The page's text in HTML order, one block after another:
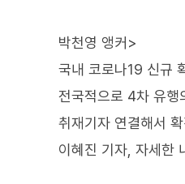
박천영 앵커>
국내 코로나19 신규
전국적으로 4차 유행
취재기자 연결해서
이혜진 기자, 자세한